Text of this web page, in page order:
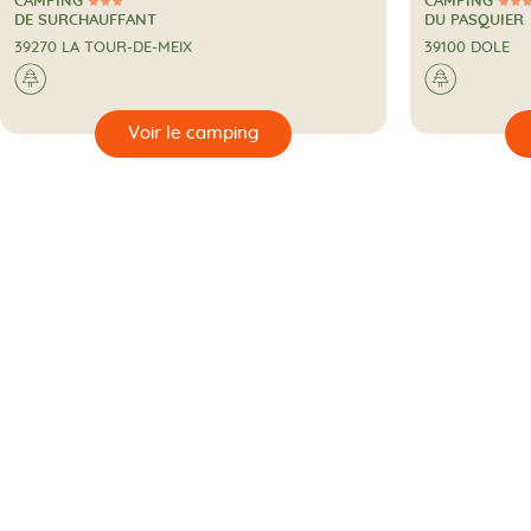
3 Étoiles
CAMPING
DE SURCHAUFFANT
39270 LA TOUR-DE-MEIX
A la campagne
🌲
3 Étoiles
CAMPING
DU PASQUIER
39100 DOLE
A la
🌲
Voir le camping 🔍